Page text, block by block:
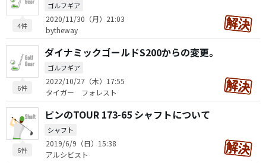
4件
ゴルフギア
2020/11/30（月）21:03
bytheway
6件
ダイナミックゴールドS200からの変更。
ゴルフギア
2022/10/27（木）17:55
タイガー フォレスト
6件
ピンのTOUR 173-65 シャフトについて
シャフト
2019/6/9（日）15:38
アルシビスト